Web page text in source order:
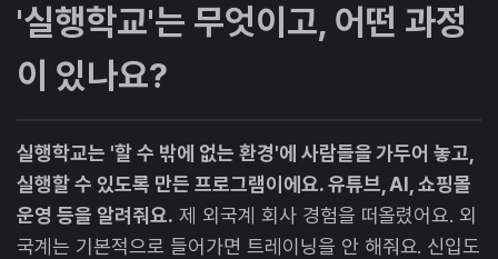
'실행학교'는 무엇이고, 어떤 과정
이 있나요?
실행학교는 '할 수 밖에 없는 환경'에 사람들을 가두어 놓고,
실행할 수 있도록 만든 프로그램이에요. 유튜브, AI, 쇼핑몰
운영 등을 알려줘요. 제 외국계 회사 경험을 떠올렸어요. 외
국계는 기본적으로 들어가면 트레이닝을 안 해줘요. 신입도